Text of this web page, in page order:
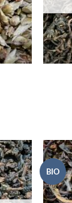
+
BIO